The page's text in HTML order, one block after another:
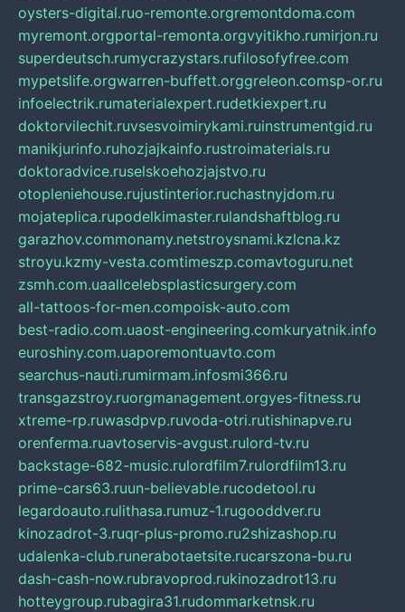
oysters-digital.ruo-remonte.orgremontdoma.com
myremont.orgportal-remonta.orgvyitikho.rumirjon.ru
superdeutsch.rumycrazystars.rufilosofyfree.com
mypetslife.orgwarren-buffett.orggreleon.comsp-or.ru
infoelectrik.rumaterialexpert.rudetkiexpert.ru
doktorvilechit.ruvsesvoimirykami.ruinstrumentgid.ru
manikjurinfo.ruhozjajkainfo.rustroimaterials.ru
doktoradvice.ruselskoehozjajstvo.ru
otopleniehouse.rujustinterior.ruchastnyjdom.ru
mojateplica.rupodelkimaster.rulandshaftblog.ru
garazhov.commonamy.netstroysnami.kzlcna.kz
stroyu.kzmy-vesta.comtimeszp.comavtoguru.net
zsmh.com.uaallcelebsplasticsurgery.com
all-tattoos-for-men.compoisk-auto.com
best-radio.com.uaost-engineering.comkuryatnik.info
euroshiny.com.uaporemontuavto.com
searchus-nauti.rumirmam.infosmi366.ru
transgazstroy.ruorgmanagement.orgyes-fitness.ru
xtreme-rp.ruwasdpvp.ruvoda-otri.rutishinapve.ru
orenferma.ruavtoservis-avgust.rulord-tv.ru
backstage-682-music.rulordfilm7.rulordfilm13.ru
prime-cars63.ruun-believable.rucodetool.ru
legardoauto.rulithasa.rumuz-1.rugooddver.ru
kinozadrot-3.ruqr-plus-promo.ru2shizashop.ru
udalenka-club.runerabotaetsite.rucarszona-bu.ru
dash-cash-now.rubravoprod.rukinozadrot13.ru
hotteygroup.rubagira31.rudommarketnsk.ru